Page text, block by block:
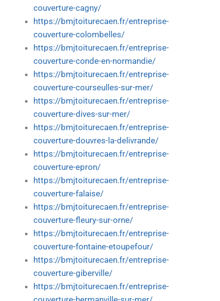
couverture-cagny/
https://bmjtoiturecaen.fr/entreprise-
couverture-colombelles/
https://bmjtoiturecaen.fr/entreprise-
couverture-conde-en-normandie/
https://bmjtoiturecaen.fr/entreprise-
couverture-courseulles-sur-mer/
https://bmjtoiturecaen.fr/entreprise-
couverture-dives-sur-mer/
https://bmjtoiturecaen.fr/entreprise-
couverture-douvres-la-delivrande/
https://bmjtoiturecaen.fr/entreprise-
couverture-epron/
https://bmjtoiturecaen.fr/entreprise-
couverture-falaise/
https://bmjtoiturecaen.fr/entreprise-
couverture-fleury-sur-orne/
https://bmjtoiturecaen.fr/entreprise-
couverture-fontaine-etoupefour/
https://bmjtoiturecaen.fr/entreprise-
couverture-giberville/
https://bmjtoiturecaen.fr/entreprise-